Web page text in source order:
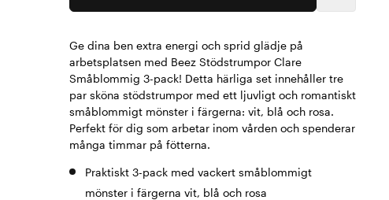
Ge dina ben extra energi och sprid glädje på
arbetsplatsen med Beez Stödstrumpor Clare
Småblommig 3-pack! Detta härliga set innehåller tre
par sköna stödstrumpor med ett ljuvligt och romantiskt
småblommigt mönster i färgerna: vit, blå och rosa.
Perfekt för dig som arbetar inom vården och spenderar
många timmar på fötterna.
Praktiskt 3-pack med vackert småblommigt
mönster i färgerna vit, blå och rosa